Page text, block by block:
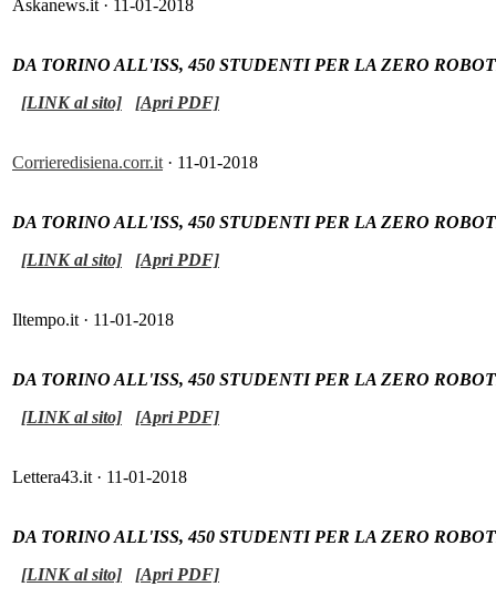
Askanews.it · 11-01-2018
DA TORINO ALL'ISS, 450 STUDENTI PER LA ZERO
[LINK al sito]
[Apri PDF]
Corrieredisiena.corr.it · 11-01-2018
DA TORINO ALL'ISS, 450 STUDENTI PER LA ZERO
[LINK al sito]
[Apri PDF]
Iltempo.it · 11-01-2018
DA TORINO ALL'ISS, 450 STUDENTI PER LA ZERO
[LINK al sito]
[Apri PDF]
Lettera43.it · 11-01-2018
DA TORINO ALL'ISS, 450 STUDENTI PER LA ZERO
[LINK al sito]
[Apri PDF]